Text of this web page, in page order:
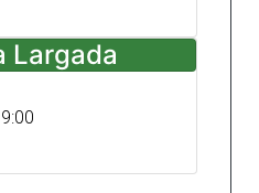
Largada